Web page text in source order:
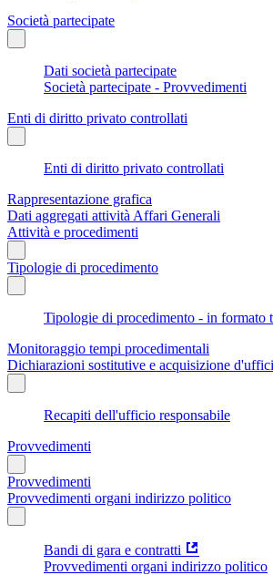
Società partecipate
Dati società partecipate
Società partecipate - Provvedimenti
Enti di diritto privato controllati
Enti di diritto privato controllati
Rappresentazione grafica
Dati aggregati attività Affari Generali
Attività e procedimenti
Tipologie di procedimento
Tipologie di procedimento - in formato
Monitoraggio tempi procedimentali
Dichiarazioni sostitutive e acquisizione
Recapiti dell'ufficio responsabile
Provvedimenti
Provvedimenti
Provvedimenti organi indirizzo politico
Bandi di gara e contratti
Provvedimenti organi indirizzo politico